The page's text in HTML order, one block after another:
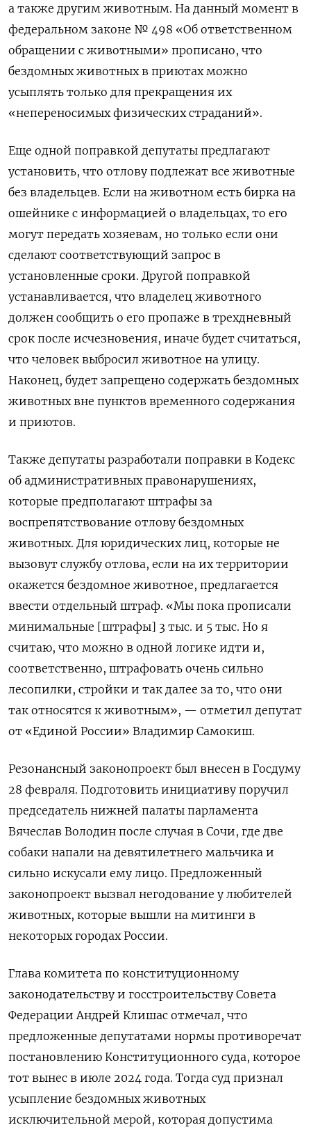
а также другим животным. На данный момент в
федеральном законе № 498 «Об ответственном
обращении с животными» прописано, что
бездомных животных в приютах можно
усыплять только для прекращения их
«непереносимых физических страданий».
Еще одной поправкой депутаты предлагают
установить, что отлову подлежат все животные
без владельцев. Если на животном есть бирка на
ошейнике с информацией о владельцах, то его
могут передать хозяевам, но только если они
сделают соответствующий запрос в
установленные сроки. Другой поправкой
устанавливается, что владелец животного
должен сообщить о его пропаже в трехдневный
срок после исчезновения, иначе будет считаться,
что человек выбросил животное на улицу.
Наконец, будет запрещено содержать бездомных
животных вне пунктов временного содержания
и приютов.
Также депутаты разработали поправки в Кодекс
об административных правонарушениях,
которые предполагают штрафы за
воспрепятствование отлову бездомных
животных. Для юридических лиц, которые не
вызовут службу отлова, если на их территории
окажется бездомное животное, предлагается
ввести отдельный штраф. «Мы пока прописали
минимальные [штрафы] 3 тыс. и 5 тыс. Но я
считаю, что можно в одной логике идти и,
соответственно, штрафовать очень сильно
лесопилки, стройки и так далее за то, что они
так относятся к животным», — отметил депутат
от «Единой России» Владимир Самокиш.
Резонансный законопроект был внесен в Госдуму
28 февраля. Подготовить инициативу поручил
председатель нижней палаты парламента
Вячеслав Володин после случая в Сочи, где две
собаки напали на девятилетнего мальчика и
сильно искусали ему лицо. Предложенный
законопроект вызвал негодование у любителей
животных, которые вышли на митинги в
некоторых городах России.
Глава комитета по конституционному
законодательству и госстроительству Совета
Федерации Андрей Клишас отмечал, что
предложенные депутатами нормы противоречат
постановлению Конституционного суда, которое
тот вынес в июле 2024 года. Тогда суд признал
усыпление бездомных животных
исключительной мерой, которая допустима